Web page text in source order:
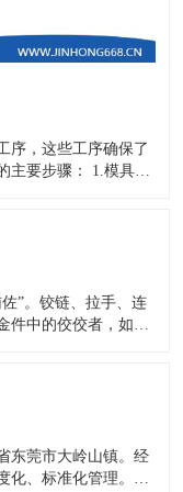
序，这些工序确保了
： 1.模具设
要求选择合适的板
”。铰链、拉手、连
中的佼佼者，如果
直……五花八门的橱
东莞市大岭山镇。经
、标准化管理。从